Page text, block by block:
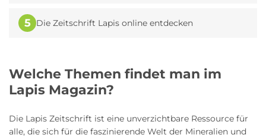
Welche Themen findet man im
Lapis Magazin?
Die Lapis Zeitschrift ist eine unverzichtbare Ressource für
alle, die sich für die faszinierende Welt der Mineralien und
5 Die Zeitschrift Lapis online entdecken